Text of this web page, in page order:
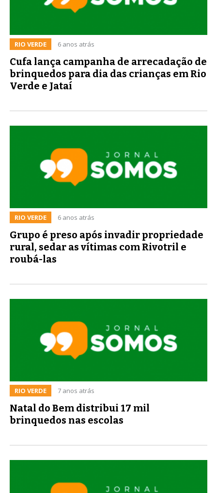
RIO VERDE 6 anos atrás
Cufa lança campanha de arrecadação de
brinquedos para dia das crianças em Rio
Verde e Jataí
RIO VERDE 6 anos atrás
Grupo é preso após invadir propriedade
rural, sedar as vítimas com Rivotril e
roubá-las
RIO VERDE 7 anos atrás
Natal do Bem distribui 17 mil
brinquedos nas escolas